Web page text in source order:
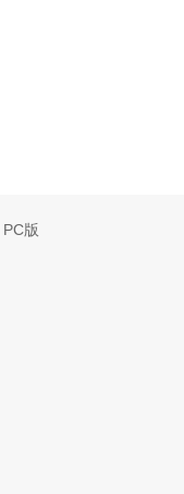
PC版